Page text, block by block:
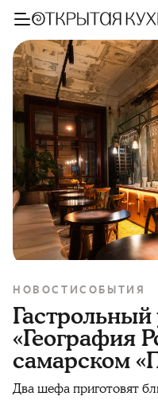
НОВОСТИСОБЫТИЯ
«География
самарском
Два шефа приготовят